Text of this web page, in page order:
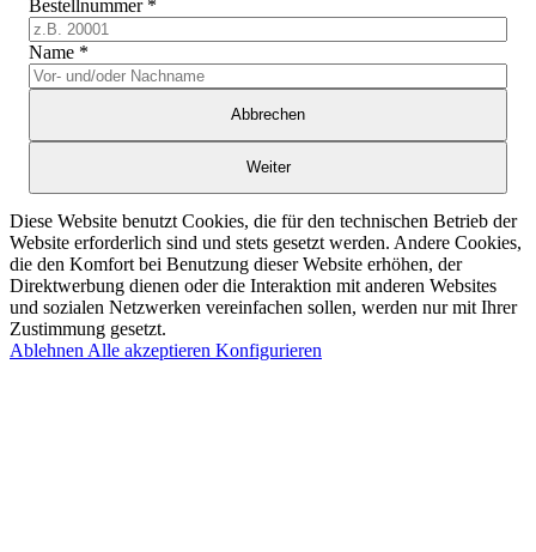
Bestellnummer *
Name *
Abbrechen
Weiter
Diese Website benutzt Cookies, die für den technischen Betrieb der
Website erforderlich sind und stets gesetzt werden. Andere Cookies,
die den Komfort bei Benutzung dieser Website erhöhen, der
Direktwerbung dienen oder die Interaktion mit anderen Websites
und sozialen Netzwerken vereinfachen sollen, werden nur mit Ihrer
Zustimmung gesetzt.
Ablehnen Alle akzeptieren Konfigurieren